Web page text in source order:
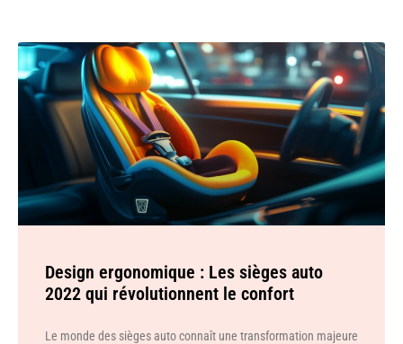
Design ergonomique : Les sièges auto
2022 qui révolutionnent le confort
Le monde des sièges auto connaît une transformation majeure